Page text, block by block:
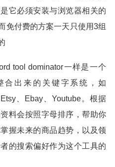
它必须安装与浏览器相关的
免付费的方案一天只使用3组
tool dominator一样是一个
合出来的关键字系统，如
、Ebay、Youtube。根据
料会按照字母排序，帮助你
握未来的商品趋势，以及领
的搜索偏好作为这个工具的